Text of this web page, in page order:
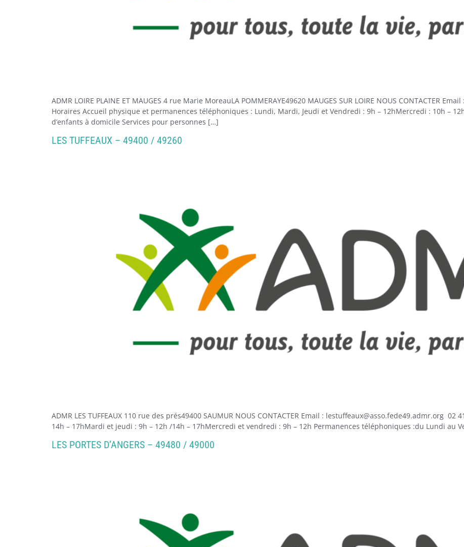
ADMR LOIRE PLAINE ET MAUGES 4 rue Marie MoreauLA POMMERAYE49620 MAUGES SUR LOIRE NOUS CONTACTER
Horaires Accueil physique et permanences téléphoniques : Lundi, Mardi, Jeudi et Vendredi : 9h – 12hMercredi : 10h –
d’enfants à domicile Services pour personnes […]
LES TUFFEAUX – 49400 / 49260
ADMR LES TUFFEAUX 110 rue des prés49400 SAUMUR NOUS CONTACTER Email : lestuffeaux@asso.fede49.admr.org
14h – 17hMardi et jeudi : 9h – 12h /14h – 17hMercredi et vendredi : 9h – 12h Permanences téléphoniques :du Lundi au
LES PORTES D’ANGERS – 49480 / 49000